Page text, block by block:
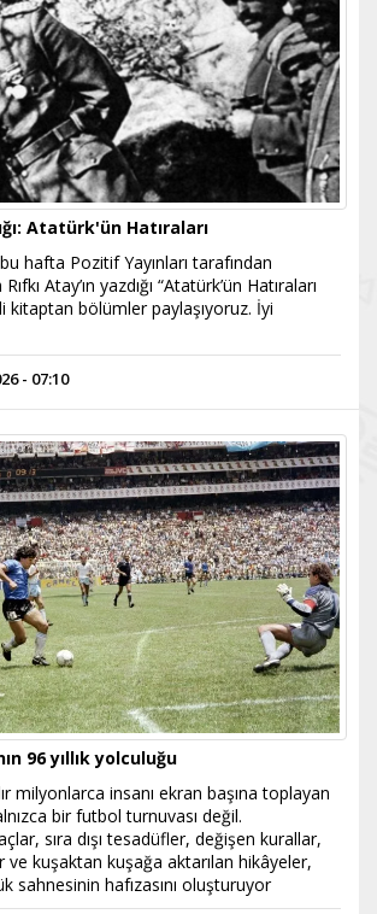
Atatürk'ün Hatıraları
hafta Pozitif Yayınları tarafından
Atay’ın yazdığı “Atatürk’ün Hatıraları
kitaptan bölümler paylaşıyoruz. İyi
- 07:10
96 yıllık yolculuğu
milyonlarca insanı ekran başına toplayan
bir futbol turnuvası değil.
sıra dışı tesadüfler, değişen kurallar,
ve kuşaktan kuşağa aktarılan hikâyeler,
sahnesinin hafızasını oluşturuyor